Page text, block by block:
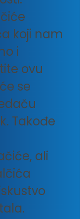
koji nam
i
ovu
se
Takođe
ali